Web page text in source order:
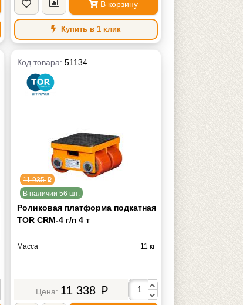
В корзину
Купить в 1 клик
Код товара:51134
11 935p
В наличии 56 шт.
Роликовая платформа подкатная
TOR CRM-4 г/п 4 т
Масса 11 кг
11 338 p